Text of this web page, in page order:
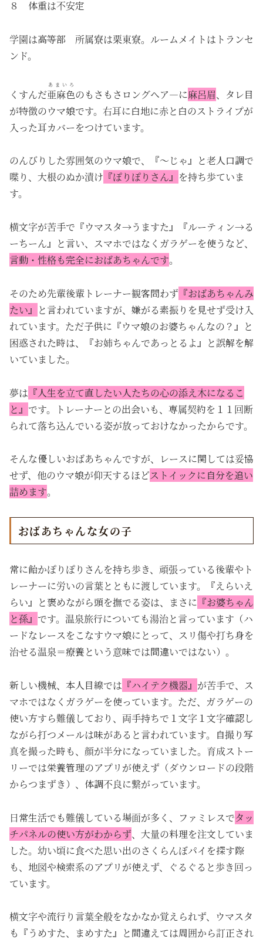
８ 体重は不安定
学園は高等部 所属寮は栗東寮。ルームメイトはトランセ
ンド。
くすんだ亜麻色
あまいろ
のもさもさロングヘア―に麻呂眉、タレ目
が特徴のウマ娘です。右耳に白地に赤と白のストライプが
入った耳カバーをつけています。
のんびりした雰囲気のウマ娘で、『～じゃ』と老人口調で
喋り、大根のぬか漬け 『ぽりぽりさん』 を持ち歩ていま
す。
横文字が苦手で『ウマスタ→うますた』『ルーティン→る
ーちーん』と言い、スマホではなくガラゲーを使うなど、
言動・性格も完全におばあちゃんです。
そのため先輩後輩トレーナー観客問わず 『おばあちゃんみ
たい』 と言われていますが、嫌がる素振りを見せず受け入
れています。ただ子供に『ウマ娘のお婆ちゃんなの？』と
困惑された時は、『お姉ちゃんであっとるよ』と誤解を解
いていました。
夢は 『人生を立て直したい人たちの心の添え木になるこ
と』 です。トレーナーとの出会いも、専属契約を１１回断
られて落ち込んでいる姿が放っておけなかったからです。
そんな優しいおばあちゃんですが、レースに関しては妥協
せず、他のウマ娘が仰天するほどストイックに自分を追い
詰めます。
おばあちゃんな女の子
常に飴かぽりぽりさんを持ち歩き、頑張っている後輩やト
レーナーに労いの言葉とともに渡しています。『えらいえ
らい』と褒めながら頭を撫でる姿は、まさに 『お婆ちゃん
と孫』 です。温泉旅行についても湯治と言っています（ハ
ードなレースをこなすウマ娘にとって、スリ傷や打ち身を
治せる温泉＝療養という意味では間違いではない）。
新しい機械、本人目線では 『ハイテク機器』 が苦手で、ス
マホではなくガラゲーを使っています。ただ、ガラゲーの
使い方すら難儀しており、両手持ちで１文字１文字確認し
ながら打つメールは味があると言われています。自撮り写
真を撮った時も、顔が半分になっていました。育成ストー
リーでは栄養管理のアプリが使えず（ダウンロードの段階
からつまずき）、体調不良に繋がっています。
日常生活でも難儀している場面が多く、ファミレスでタッ
チパネルの使い方がわからず、大量の料理を注文していま
した。幼い頃に食べた思い出のさくらんぼパイを探す際
も、地図や検索系のアプリが使えず、ぐるぐると歩き回っ
ています。
横文字や流行り言葉全般をなかなか覚えられず、ウマスタ
も『うめすた、まめすた』と間違えては周囲から訂正され